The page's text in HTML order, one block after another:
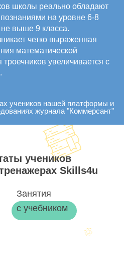
школы реально обладают
на уровне 6-8
выше 9 класса.
четко выраженная
математической
троечников увеличивается с
учеников нашей платформы и
журнала "Коммерсант"
учеников
Skills4u
Занятия
с учебником